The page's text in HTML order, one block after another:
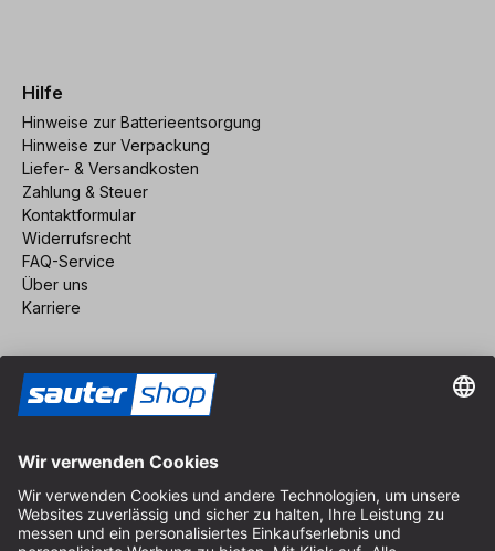
Hilfe
Hinweise zur Batterieentsorgung
Hinweise zur Verpackung
Liefer- & Versandkosten
Zahlung & Steuer
Kontaktformular
Widerrufsrecht
FAQ-Service
Über uns
Karriere
Impressum
AGB